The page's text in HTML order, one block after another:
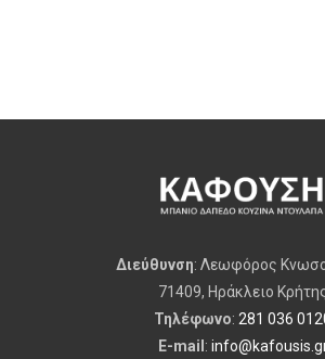
Διεύθυνση: Λεωφόρος
71409, Ηράκλειο
Τηλέφωνο: 281 036
E-mail :